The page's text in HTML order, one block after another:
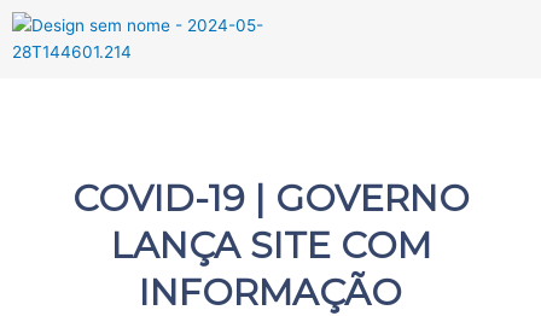
COVID-19 | GOVERNO
LANÇA SITE COM
INFORMAÇÃO